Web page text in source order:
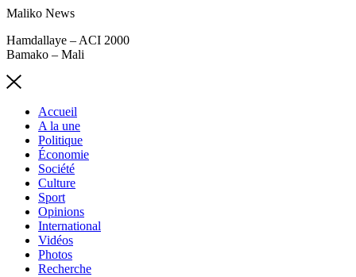
Maliko News
Hamdallaye – ACI 2000
Bamako – Mali
Accueil
A la une
Politique
Économie
Société
Culture
Sport
Opinions
International
Vidéos
Photos
Recherche